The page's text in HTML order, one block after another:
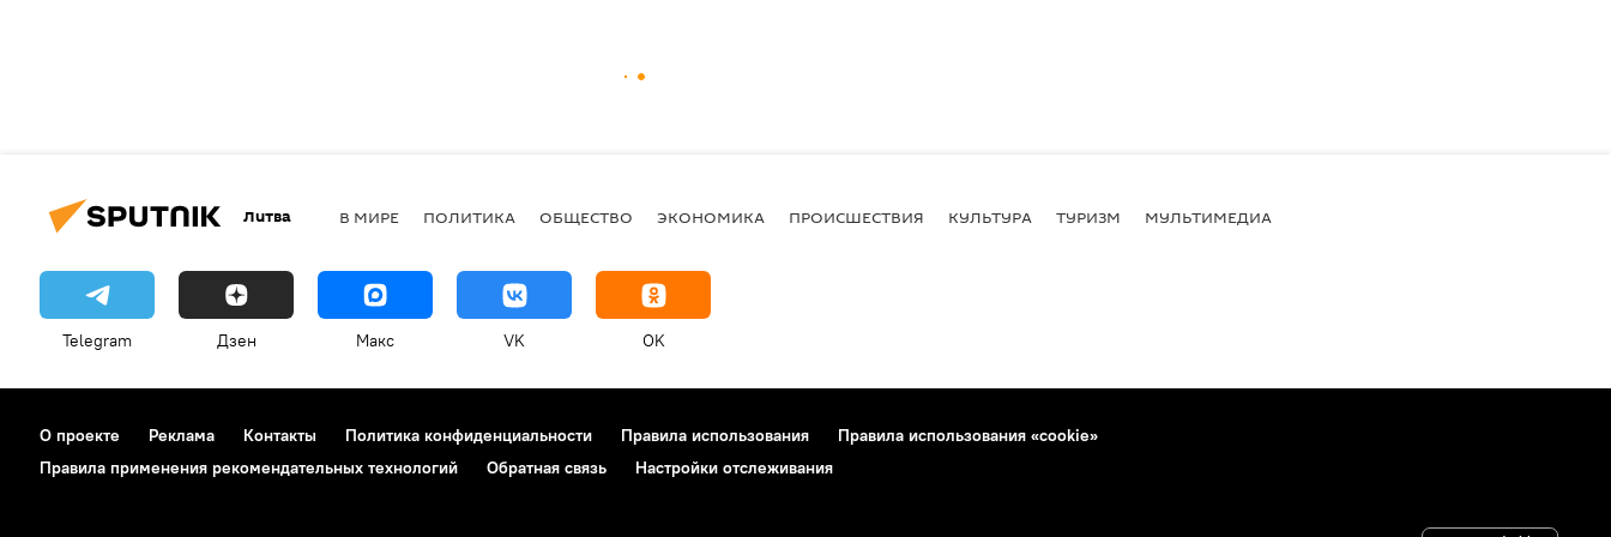
Литва В МИРЕ ПОЛИТИКА ОБЩЕСТВО ЭКОНОМИКА ПРОИСШЕСТВИЯ КУЛЬТУРА ТУРИЗМ МУЛЬТИМЕДИА
Telegram Дзен Макс VK OK
О проекте Реклама Контакты Политика конфиденциальности Правила использования
Правила использования «cookie»
Правила применения рекомендательных технологий
Обратная связь Настройки отслеживания